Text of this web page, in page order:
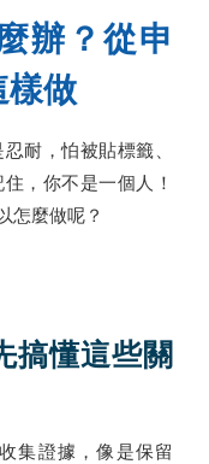
辦？從申
樣做
耐，怕被貼標籤、
，你不是一個人！
怎麼做呢？
搞懂這些關
集證據，像是保留